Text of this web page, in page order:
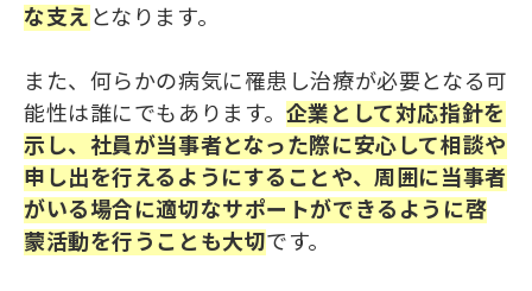
な支え となります。
また、何らかの病気に罹患し治療が必要となる可
能性は誰にでもあります。 企業として対応指針を
示し、社員が当事者となった際に安心して相談や
申し出を行えるようにすることや、周囲に当事者
がいる場合に適切なサポートができるように啓
蒙活動を行うことも大切です。